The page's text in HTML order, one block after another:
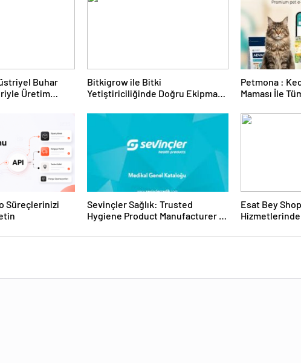
Buhar
Üretim
Bitkigrow ile Bitki
Yetiştiriciliğinde Doğru Ekipman
Petmona :
Maması İle
Süreçlerinizi
Sevinçler Sağlık: Trusted
Hygiene Product Manufacturer in
Esat Bey
Hizmetlerinde